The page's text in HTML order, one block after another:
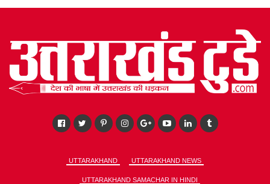
UTTARAKHAND UTTARAKHAND NEWS
UTTARAKHAND SAMACHAR IN HINDI